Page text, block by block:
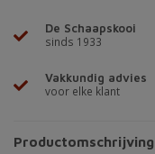
De Schaapskooi
sinds 1933
Vakkundig advies
voor elke klant
Productomschrijving